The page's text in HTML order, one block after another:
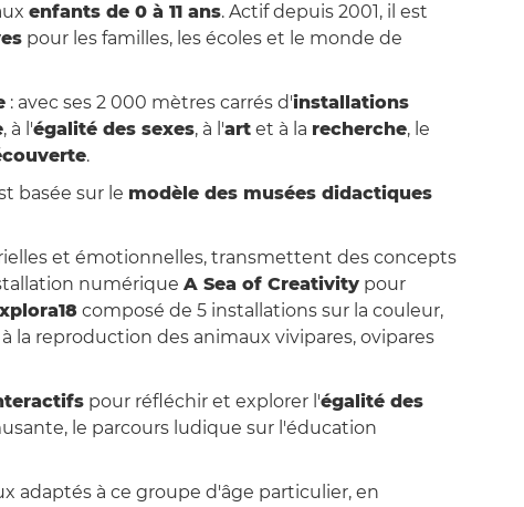
enfants de 0 à 11 ans. Actif depuis 2001, il est
pour les familles, les écoles et le monde de
: avec ses 2 000 mètres carrés d'installations
, à l'égalité des sexes, à l'artet à la recherche, le
.
basée sur le modèle des musées didactiques
et émotionnelles, transmettent des concepts
numérique A Sea of Creativitypour
composé de 5 installations sur la couleur,
la reproduction des animaux vivipares, ovipares
pour réfléchir et explorer l'égalité des
le parcours ludique sur l'éducation
adaptés à ce groupe d'âge particulier, en